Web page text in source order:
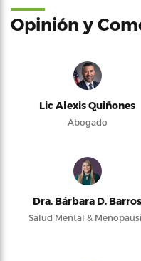
Opinión y
Lic Alexis Quiñones
Abogado
Dra. Bárbara D. Barros
Salud Mental &